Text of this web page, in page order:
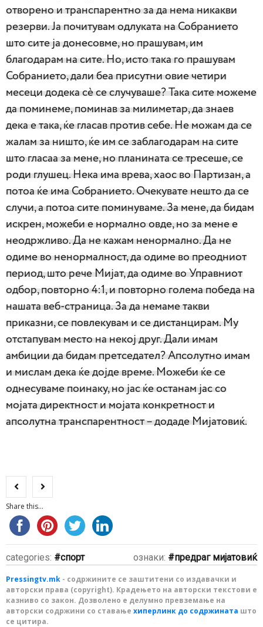
отворено и транспарентно за да нема никакви
резерви. Ја почитувам одлуката на Собранието
што сите ја донесовме, но прашувам, им
благодарам на сите. Но, исто така го прашувам
Собранието, дали беа присутни овие четири
месеци додека сè се случуваше? Така сите можеме
да поминеме, поминав за милиметар, да знаев
дека е така, ќе гласав против себе. Не можам да се
жалам за ништо, ќе им се заблагодарам на сите
што гласаа за мене, но планината се тресеше, се
роди глушец. Нека има врева, хаос во Партизан, а
потоа ќе има Собранието. Очекувате нешто да се
случи, а потоа сите поминуваме. За мене, да бидам
искрен, можеби е нормално овде, но за мене е
неодржливо. Да не кажам ненормално. Да не
одиме во ненормалност, да одиме во преодниот
период, што рече Мијат, да одиме во Управниот
одбор, повторно 4:1, и повторно голема победа на
нашата веб-страница. За да немаме такви
приказни, се повлекувам и се дистанцирам. Му
отстапувам место на некој друг. Дали имам
амбиции да бидам претседател? Апсолутно имам
и мислам дека ќе дојде време. Можеби ќе се
однесуваме поинаку, но јас ќе останам јас со
мојата директност и мојата конкретност и
апсолутна транспарентност – додаде Мијатовиќ.
Share this...
categories: спорт ознаки: предраг мијатовиќ
Pressingtv.mk - содржините се заштитени со издавачки и
авторски права (copyright). Крадењето на авторски текстови е
казниво со закон. Дозволено е делумно превземање на
авторски содржини со ставање хиперлинк до содржината што
се цитира.